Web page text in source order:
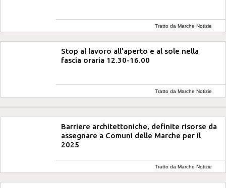
Tratto da Marche Notizie
Stop al lavoro all'aperto e al sole nella
fascia oraria 12.30-16.00
Tratto da Marche Notizie
Barriere architettoniche, definite risorse da
assegnare a Comuni delle Marche per il
2025
Tratto da Marche Notizie